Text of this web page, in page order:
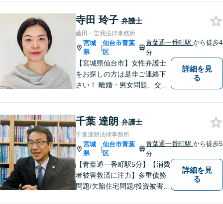
か？
寺田 玲子 弁護士
藤田・曽我法律事務所
宮城
県
|
仙台市青葉
区
青葉通一番町駅から徒歩4
分
【宮城県仙台市】女性弁護士
をお探しの方は是非ご連絡下
さい！ 離婚・男女問題、交通
問題・破産、犯罪被害者事件
を多く扱っています。 相談し
てよかった、と多くの声をい
ただいています。
詳細を見
る
千葉 達朗 弁護士
千葉達朗法律事務所
宮城
県
|
仙台市青葉
区
青葉通一番町駅から徒歩5
分
【青葉通一番町駅5分】【消費
者被害救済に注力】多重債務
問題/欠陥住宅問題/投資被害問
詳細を見
る